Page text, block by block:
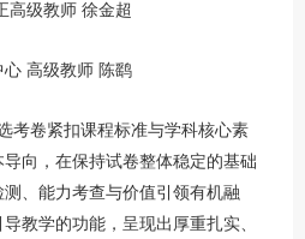
级教师 徐金超
高级教师 陈鹞
卷紧扣课程标准与学科核心素
向，在保持试卷整体稳定的基础
、能力考查与价值引领有机融
教学的功能，呈现出厚重扎实、